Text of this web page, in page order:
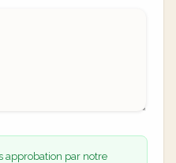
approbation par notre